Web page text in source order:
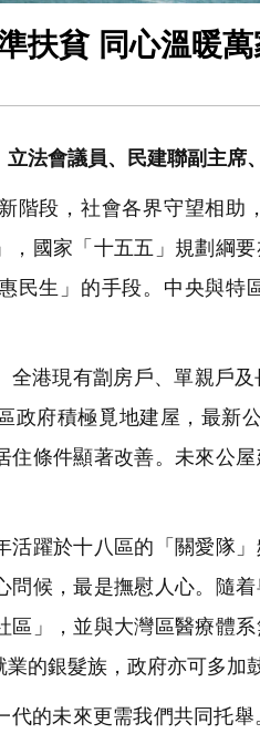
扶貧 同心溫暖萬
法會議員、民建聯副主席
階段，社會各界守望相助
，國家「十五五」規劃綱
民生」的手段。中央與
港現有劏房戶、單親戶
政府積極覓地建屋，最新
住條件顯著改善。未來公
躍於十八區的「關愛隊
問候，最是撫慰人心。隨
區」，並與大灣區醫療體
的銀髮族，政府亦可多加
的未來更需我們共同托